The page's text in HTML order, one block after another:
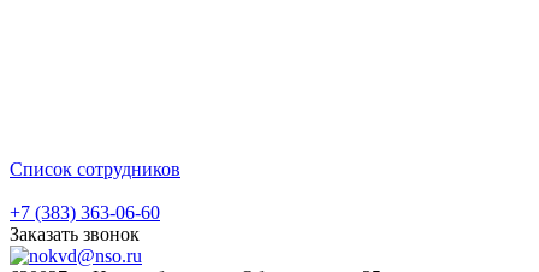
Список сотрудников
+7 (383) 363-06-60
Заказать звонок